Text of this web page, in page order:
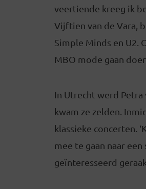
veertiende kreeg ik
Vijftien van de Vara,
Simple Minds en U2.
MBO mode gaan
In Utrecht werd
kwam ze zelden.
klassieke concerten.
mee te gaan naar
geïnteresseerd